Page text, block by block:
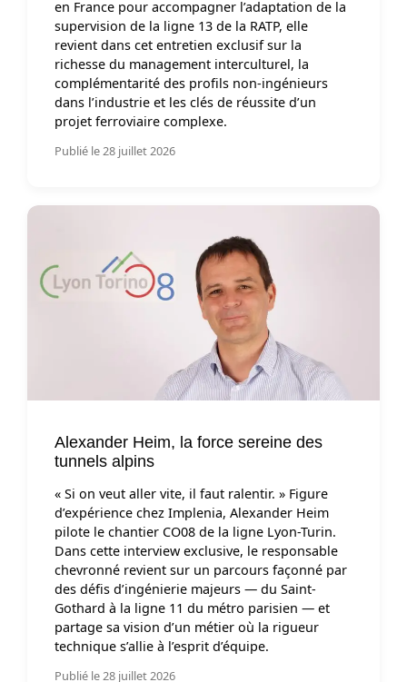
en France pour accompagner l’adaptation de la
supervision de la ligne 13 de la RATP, elle
revient dans cet entretien exclusif sur la
richesse du management interculturel, la
complémentarité des profils non-ingénieurs
dans l’industrie et les clés de réussite d’un
projet ferroviaire complexe.
Publié le 28 juillet 2026
Alexander Heim, la force sereine des
tunnels alpins
« Si on veut aller vite, il faut ralentir. » Figure
d’expérience chez Implenia, Alexander Heim
pilote le chantier CO08 de la ligne Lyon-Turin.
Dans cette interview exclusive, le responsable
chevronné revient sur un parcours façonné par
des défis d’ingénierie majeurs — du Saint-
Gothard à la ligne 11 du métro parisien — et
partage sa vision d’un métier où la rigueur
technique s’allie à l’esprit d’équipe.
Publié le 28 juillet 2026